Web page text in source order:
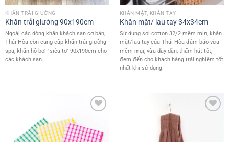
KHĂN TRẢI GIƯỜNG
Khăn trải giường 90x190cm
Ngoài các dòng khăn khách sạn cơ bản,
Thái Hòa còn cung cấp khăn trải giường
spa, khăn hồ bơi "siêu to" 90x190cm cho
các khách sạn.
KHĂN MẶT, KHĂN TAY
Khăn mặt/ lau tay 34x34cm
Sử dụng sợi cotton 32/2 mềm mịn, khăn
mặt/lau tay của Thái Hòa đảm bảo vừa
mềm mại, vừa dày dặn, thấm hút tốt,
đem đến cho khách hàng trải nghiệm tốt
nhất khi sử dụng.
wishlist